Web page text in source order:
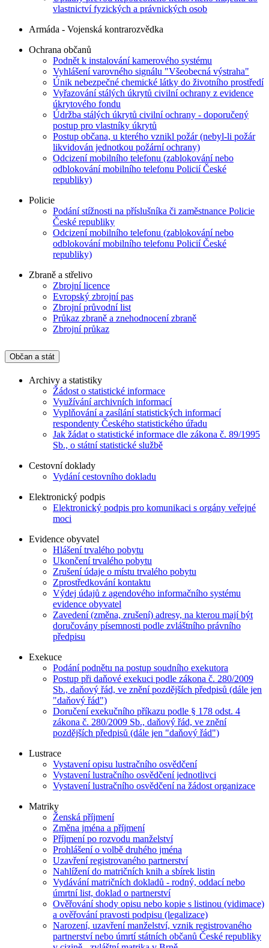
vlastnictví fyzických a právnických osob
Armáda - Vojenská kontrarozvědka
Ochrana občanů
Podnět k instalování kamerového systému
Vyhlášení varovného signálu "Všeobecná výstraha"
Únik nebezpečné chemické látky do životního prostředí
Vyřazování stálých úkrytů civilní ochrany z evidence
úkrytového fondu
Údržba stálých úkrytů civilní ochrany - doporučený
postup pro vlastníky úkrytů
Postup občana, u kterého vznikl požár (nebyl-li požár
likvidován jednotkou požární ochrany)
Odcizení mobilního telefonu (zablokování nebo
odblokování mobilního telefonu Policií České
republiky)
Policie
Podání stížnosti na příslušníka či zaměstnance Policie
České republiky
Odcizení mobilního telefonu (zablokování nebo
odblokování mobilního telefonu Policií České
republiky)
Zbraně a střelivo
Zbrojní licence
Evropský zbrojní pas
Zbrojní průvodní list
Průkaz zbraně a znehodnocení zbraně
Zbrojní průkaz
Občan a stát
Archivy a statistiky
Žádost o statistické informace
Využívání archivních informací
Vyplňování a zasílání statistických informací
respondenty Českého statistického úřadu
Jak žádat o statistické informace dle zákona č. 89/1995
Sb., o státní statistické službě
Cestovní doklady
Vydání cestovního dokladu
Elektronický podpis
Elektronický podpis pro komunikaci s orgány veřejné
moci
Evidence obyvatel
Hlášení trvalého pobytu
Ukončení trvalého pobytu
Zrušení údaje o místu trvalého pobytu
Zprostředkování kontaktu
Výdej údajů z agendového informačního systému
evidence obyvatel
Zavedení (změna, zrušení) adresy, na kterou mají být
doručovány písemnosti podle zvláštního právního
předpisu
Exekuce
Podání podnětu na postup soudního exekutora
Postup při daňové exekuci podle zákona č. 280/2009
Sb., daňový řád, ve znění pozdějších předpisů (dále jen
"daňový řád")
Doručení exekučního příkazu podle § 178 odst. 4
zákona č. 280/2009 Sb., daňový řád, ve znění
pozdějších předpisů (dále jen "daňový řád")
Lustrace
Vystavení opisu lustračního osvědčení
Vystavení lustračního osvědčení jednotlivci
Vystavení lustračního osvědčení na žádost organizace
Matriky
Ženská příjmení
Změna jména a příjmení
Příjmení po rozvodu manželství
Prohlášení o volbě druhého jména
Uzavření registrovaného partnerství
Nahlížení do matričních knih a sbírek listin
Vydávání matričních dokladů - rodný, oddací nebo
úmrtní list, doklad o partnerství
Ověřování shody opisu nebo kopie s listinou (vidimace)
a ověřování pravosti podpisu (legalizace)
Narození, uzavření manželství, vznik registrovaného
partnerství nebo úmrtí státních občanů České republiky